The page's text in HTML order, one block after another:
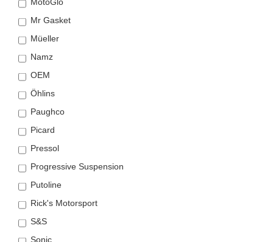
MotoGlo
Mr Gasket
Müeller
Namz
OEM
Öhlins
Paughco
Picard
Pressol
Progressive Suspension
Putoline
Rick's Motorsport
S&S
Sonic